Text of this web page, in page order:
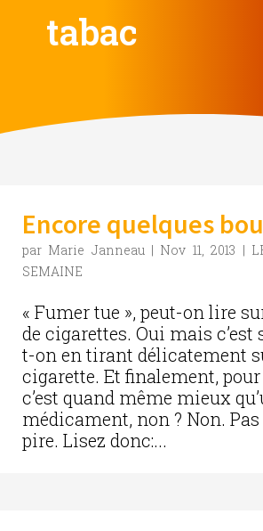
tabac
Encore quelques
par Marie Janneau| Nov 11, 2013 |
SEMAINE
« Fumer tue », peut-on lire
de cigarettes. Oui mais c’est
t-on en tirant délicatement
cigarette. Et finalement,
c’est quand même mieux
médicament, non ? Non.
pire. Lisez donc:...